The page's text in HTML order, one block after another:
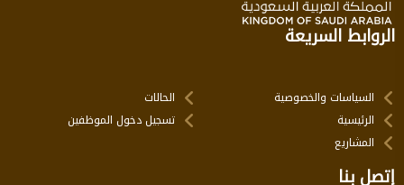
الروابط السريعة
السياسات والخصوصية
الرئيسية
المشاريع
الحالات
تسجيل دخول الموظفين
إتصل بنا